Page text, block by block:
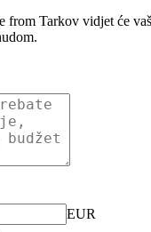
from Tarkov vidjet će
EUR